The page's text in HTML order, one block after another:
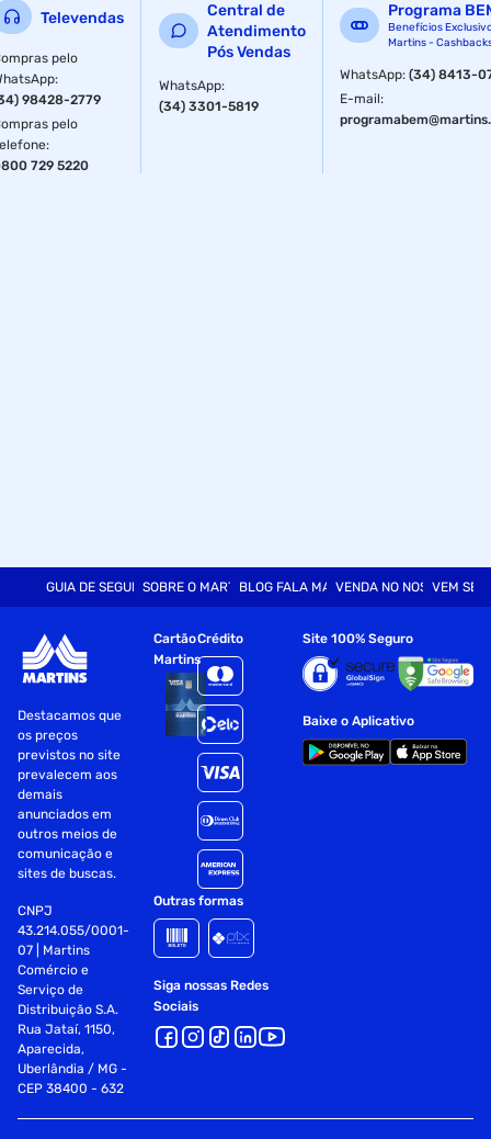
Fornecedor: Linea
Especificações
Volume
Televendas
pelo
:
98428-2779
pelo
:
729 5220
Central de
Atendimento
Pós Vendas
WhatsApp:
(34) 3301-5819
Programa
Benefícios
Martins -
WhatsApp:(34) 8413-
E-mail:
GUIA DE SEGURANÇASOBRE O MARTINSBLOG FALA MARTVENDA NO NOSSO SITE
VEM SER
Destacamos que
os preços
previstos no site
prevalecem aos
demais
anunciados em
outros meios de
comunicação e
sites de buscas.
CNPJ
43.214.055/0001-
07 | Martins
Comércio e
Serviço de
Distribuição S.A.
Rua Jataí, 1150,
Aparecida,
Uberlândia / MG -
CEP 38400 - 632
Cartão
Martins
Crédito
Outras formas
Siga nossas Redes
Sociais
Site 100% Seguro
Baixe o Aplicativo